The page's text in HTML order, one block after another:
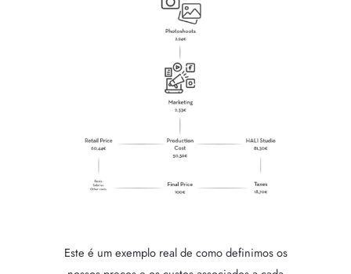
Este é um exemplo real de como definimos os